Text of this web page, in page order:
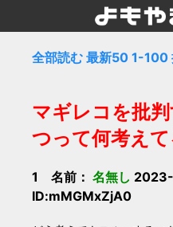
全部読む 最新50 1-100
マギレコを批
つって何考えて
1 名前： 名無し
ID:mMGMxZjA0